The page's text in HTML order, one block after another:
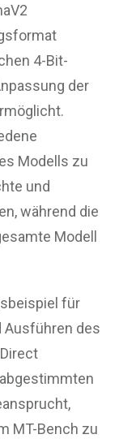
4-Bit-
der
Modells zu
und
während die
Modell
für
Ausführen des
MT-Bench zu